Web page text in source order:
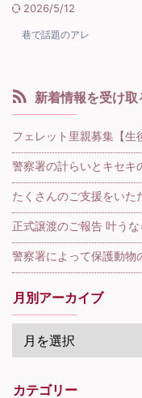
2026/5/12
巷で話題のアレ
新着情報を受け取
フェレット里親募集【生
警察署の計らいとキセキ
たくさんのご支援をいた
正式譲渡のご報告 叶う
警察署によって保護動
月別アーカイブ
カテゴリー